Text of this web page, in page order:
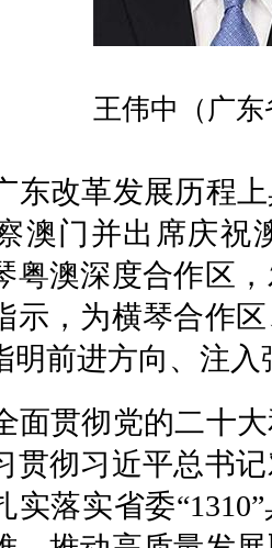
王伟中（广
东改革发展历程
澳门并出席庆祝
粤澳深度合作区
示，为横琴合作
明前进方向、注入
面贯彻党的二十
贯彻习近平总书
实落实省委